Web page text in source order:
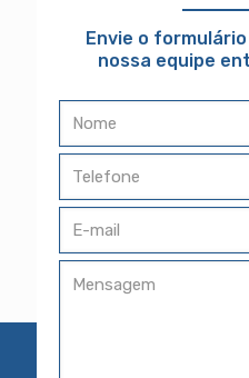
Envie o
nossa equipe